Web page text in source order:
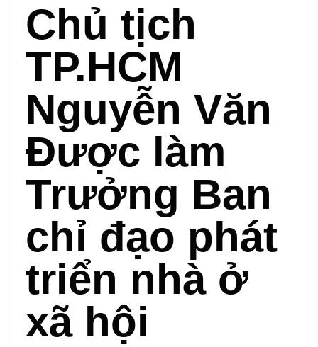
Chủ tịch
TP.HCM
Nguyễn Văn
Được làm
Trưởng Ban
chỉ đạo phát
triển nhà ở
xã hội